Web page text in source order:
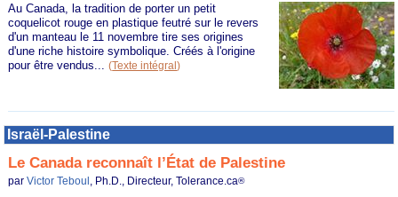
Au Canada, la tradition de porter un petit
coquelicot rouge en plastique feutré sur le revers
d'un manteau le 11 novembre tire ses origines
d'une riche histoire symbolique. Créés à l'origine
pour être vendus...(Texte intégral)
Israël-Palestine
Le Canada reconnaît l’État de Palestine
parVictor Teboul, Ph.D., Directeur, Tolerance.ca®